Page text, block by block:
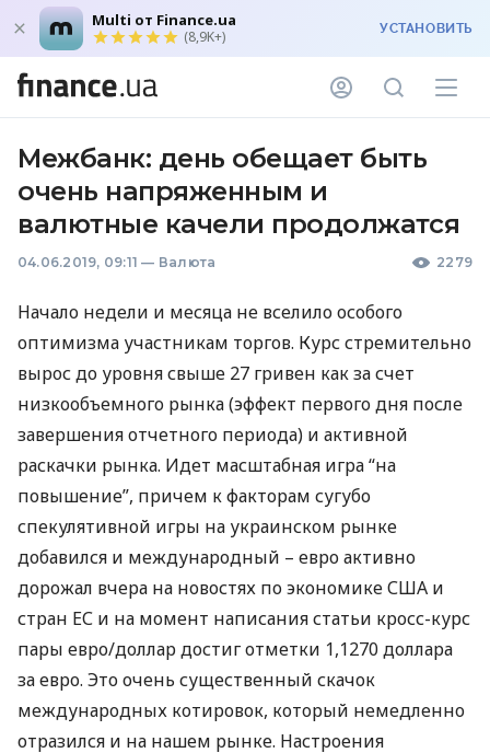
Multi от Finance.ua
(8,9K+) УСТАНОВИТЬ
Межбанк: день обещает быть
очень напряженным и
валютные качели продолжатся
04.06.2019, 09:11 — Валюта 2279
Начало недели и месяца не вселило особого
оптимизма участникам торгов. Курс стремительно
вырос до уровня свыше 27 гривен как за счет
низкообъемного рынка (эффект первого дня после
завершения отчетного периода) и активной
раскачки рынка. Идет масштабная игра “на
повышение”, причем к факторам сугубо
спекулятивной игры на украинском рынке
добавился и международный – евро активно
дорожал вчера на новостях по экономикеСША и
стран ЕС и на момент написания статьи кросс-курс
пары евро/доллар достиг отметки 1,1270 доллара
за евро. Это очень существенный скачок
международных котировок, который немедленно
отразился и на нашем рынке. Настроения